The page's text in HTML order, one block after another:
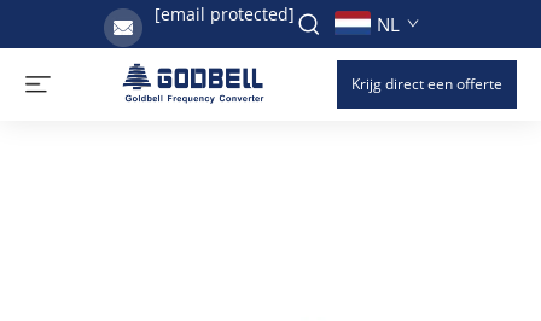
[email protected] NL
Krijg direct een offerte